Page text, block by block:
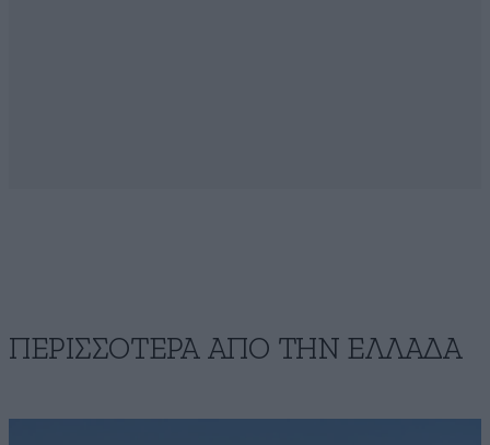
ΠΕΡΙΣΣΟΤΕΡΑ ΑΠΟ ΤΗΝ ΕΛΛΑΔΑ